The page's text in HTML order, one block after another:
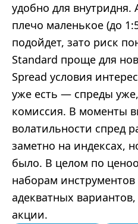
удобно для внутридня.
плечо маленькое (до
подойдет, зато риск
Standard проще для
Spread условия
уже есть — спреды
комиссия. В моменты
волатильности спред
заметно на индексах,
было. В целом по
наборам
адекватных
акции.